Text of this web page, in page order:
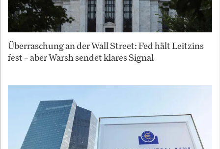
Überraschung an der Wall Street: Fed hält Leitzins
fest – aber Warsh sendet klares Signal